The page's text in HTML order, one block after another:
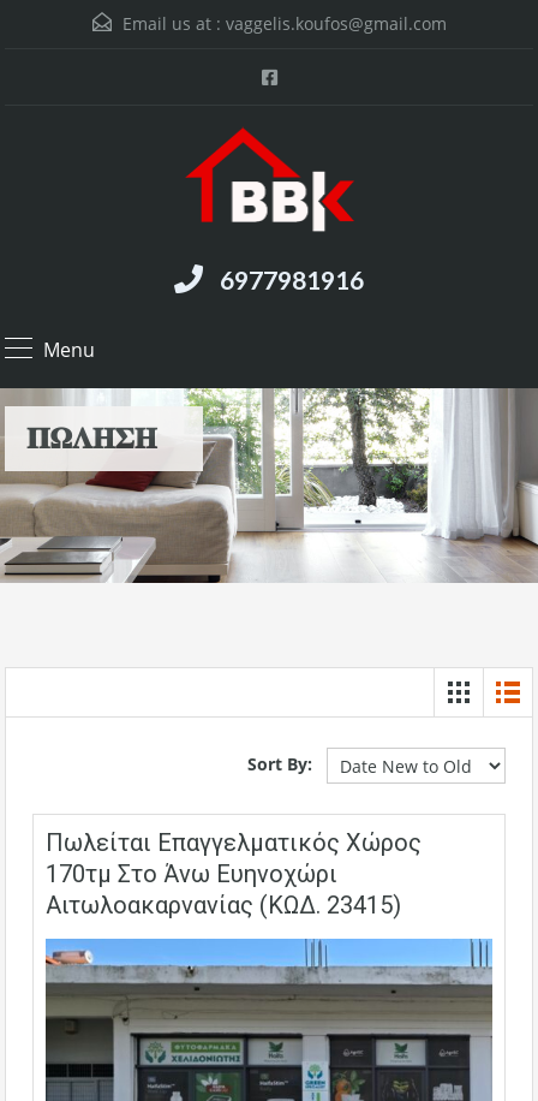
Email us at : vaggelis.koufos@gmail.com
6977981916
Menu
𝚷𝛀𝚲𝚮𝚺𝚮
Sort By:
Πωλείται Επαγγελματικός Χώρος
170τμ Στο Άνω Ευηνοχώρι
Αιτωλοακαρνανίας (ΚΩΔ. 23415)